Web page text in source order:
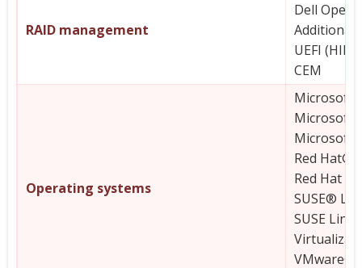
RAID management
Dell
Additional
UEFI (HII)
CEM
Operating systems
Microsoft
Microsoft
Red Hat®
Red Hat
SUSE®
SUSE
VMware®